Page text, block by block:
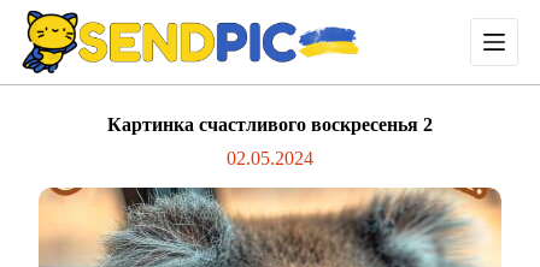
П
е
р
е
Картинка счастливого воскресенья 2
02.05.2024